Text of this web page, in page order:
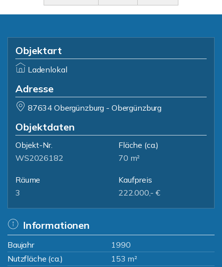
Objektart
Ladenlokal
Adresse
87634 Obergünzburg - Obergünzburg
Objektdaten
Objekt-Nr.
WS2026182
Fläche (ca.)
70 m²
Räume
3
Kaufpreis
222.000,- €
Informationen
Baujahr
1990
Nutzfläche (ca.)
153 m²